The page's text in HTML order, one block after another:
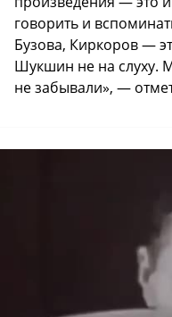
говорить и
Бузова, Киркоров —
Шукшин не на слуху.
не забывали», —